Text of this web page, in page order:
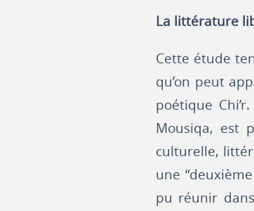
La littérature
Cette étude
qu’on peut
poétique
Mousiqa, est
culturelle,
une
pu réunir